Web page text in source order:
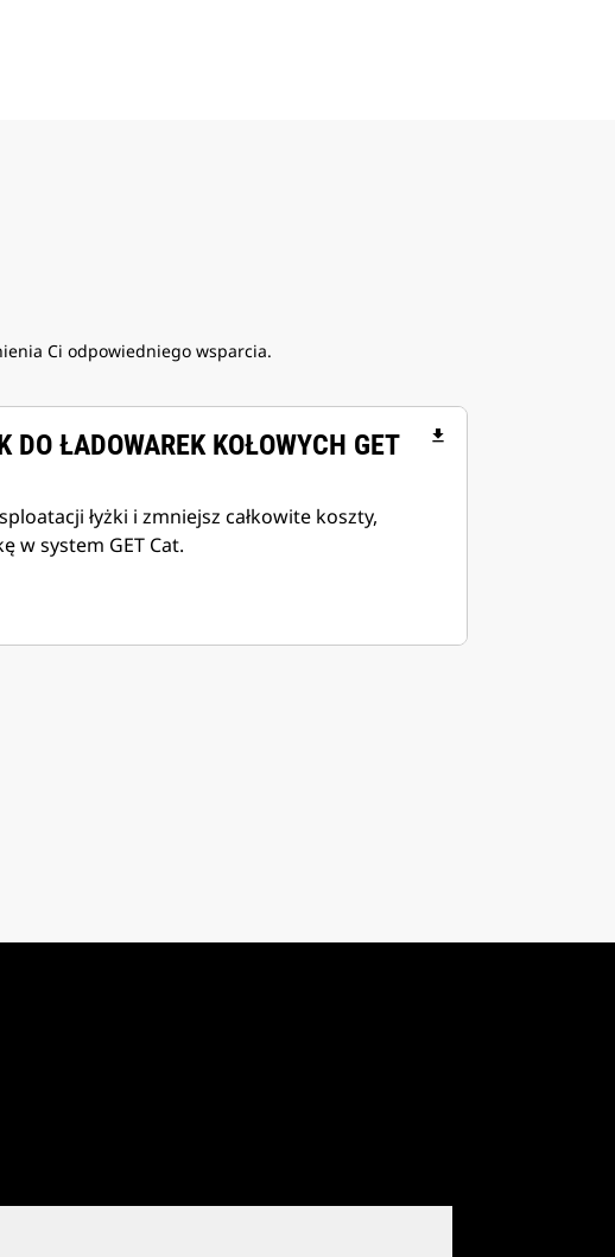
Ci odpowiedniego wsparcia.
DO ŁADOWAREK KOŁOWYCH GET
file_download
łyżki i zmniejsz całkowite koszty,
w system GET Cat.